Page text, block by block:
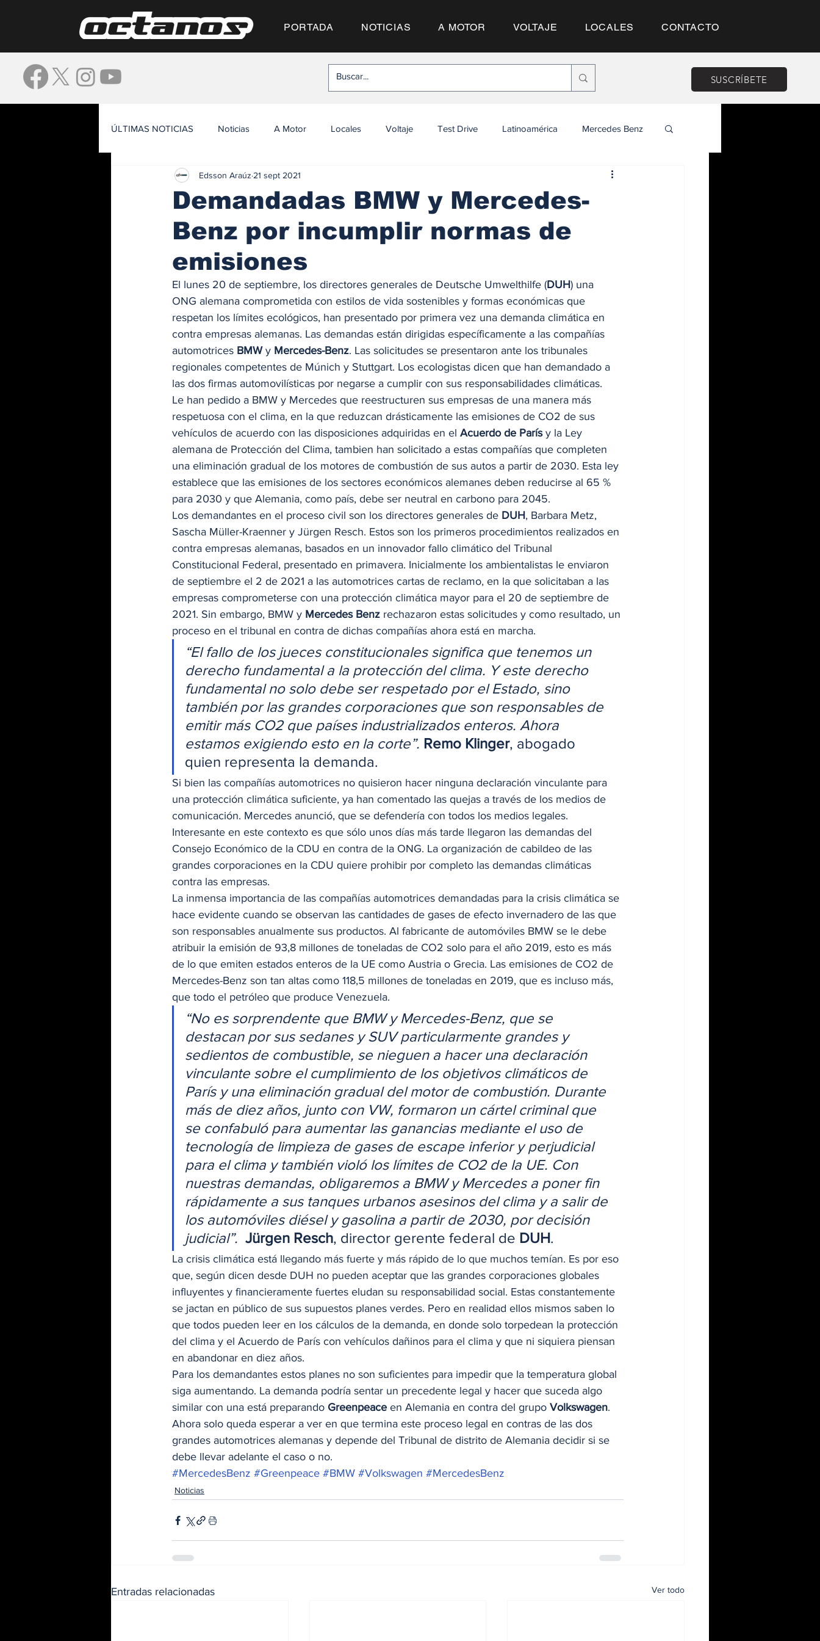
PORTADA NOTICIAS A MOTOR VOLTAJE LOCALES CONTACTO
SUSCRÍBETE
ÚLTIMAS NOTICIAS Noticias A Motor Locales Voltaje Test Drive Latinoamérica Mercedes Benz
Demandadas BMW y Mercedes-
Benz por incumplir normas de
emisiones
Edsson Araúz 21 sept 2021
El lunes 20 de septiembre, los directores generales de Deutsche Umwelthilfe (DUH) una
ONG alemana comprometida con estilos de vida sostenibles y formas económicas que
respetan los límites ecológicos, han presentado por primera vez una demanda climática en
contra empresas alemanas. Las demandas están dirigidas específicamente a las compañías
automotrices BMW y Mercedes-Benz. Las solicitudes se presentaron ante los tribunales
regionales competentes de Múnich y Stuttgart. Los ecologistas dicen que han demandado a
las dos firmas automovilísticas por negarse a cumplir con sus responsabilidades climáticas.
Le han pedido a BMW y Mercedes que reestructuren sus empresas de una manera más
respetuosa con el clima, en la que reduzcan drásticamente las emisiones de CO2 de sus
vehículos de acuerdo con las disposiciones adquiridas en el Acuerdo de París y la Ley
alemana de Protección del Clima, tambien han solicitado a estas compañías que completen
una eliminación gradual de los motores de combustión de sus autos a partir de 2030. Esta ley
establece que las emisiones de los sectores económicos alemanes deben reducirse al 65 %
para 2030 y que Alemania, como país, debe ser neutral en carbono para 2045.
Los demandantes en el proceso civil son los directores generales de DUH, Barbara Metz,
Sascha Müller-Kraenner y Jürgen Resch. Estos son los primeros procedimientos realizados en
contra empresas alemanas, basados en un innovador fallo climático del Tribunal
Constitucional Federal, presentado en primavera. Inicialmente los ambientalistas le enviaron
de septiembre el 2 de 2021 a las automotrices cartas de reclamo, en la que solicitaban a las
empresas comprometerse con una protección climática mayor para el 20 de septiembre de
2021. Sin embargo, BMW y Mercedes Benz rechazaron estas solicitudes y como resultado, un
proceso en el tribunal en contra de dichas compañías ahora está en marcha.
“El fallo de los jueces constitucionales significa que tenemos un
derecho fundamental a la protección del clima. Y este derecho
fundamental no solo debe ser respetado por el Estado, sino
también por las grandes corporaciones que son responsables de
emitir más CO2 que países industrializados enteros. Ahora
estamos exigiendo esto en la corte”. Remo Klinger, abogado
quien representa la demanda.
Si bien las compañías automotrices no quisieron hacer ninguna declaración vinculante para
una protección climática suficiente, ya han comentado las quejas a través de los medios de
comunicación. Mercedes anunció, que se defendería con todos los medios legales.
Interesante en este contexto es que sólo unos días más tarde llegaron las demandas del
Consejo Económico de la CDU en contra de la ONG. La organización de cabildeo de las
grandes corporaciones en la CDU quiere prohibir por completo las demandas climáticas
contra las empresas.
La inmensa importancia de las compañías automotrices demandadas para la crisis climática se
hace evidente cuando se observan las cantidades de gases de efecto invernadero de las que
son responsables anualmente sus productos. Al fabricante de automóviles BMW se le debe
atribuir la emisión de 93,8 millones de toneladas de CO2 solo para el año 2019, esto es más
de lo que emiten estados enteros de la UE como Austria o Grecia. Las emisiones de CO2 de
Mercedes-Benz son tan altas como 118,5 millones de toneladas en 2019, que es incluso más,
que todo el petróleo que produce Venezuela.
“No es sorprendente que BMW y Mercedes-Benz, que se
destacan por sus sedanes y SUV particularmente grandes y
sedientos de combustible, se nieguen a hacer una declaración
vinculante sobre el cumplimiento de los objetivos climáticos de
París y una eliminación gradual del motor de combustión. Durante
más de diez años, junto con VW, formaron un cártel criminal que
se confabuló para aumentar las ganancias mediante el uso de
tecnología de limpieza de gases de escape inferior y perjudicial
para el clima y también violó los límites de CO2 de la UE. Con
nuestras demandas, obligaremos a BMW y Mercedes a poner fin
rápidamente a sus tanques urbanos asesinos del clima y a salir de
los automóviles diésel y gasolina a partir de 2030, por decisión
judicial”. Jürgen Resch, director gerente federal de DUH.
La crisis climática está llegando más fuerte y más rápido de lo que muchos temían. Es por eso
que, según dicen desde DUH no pueden aceptar que las grandes corporaciones globales
influyentes y financieramente fuertes eludan su responsabilidad social. Estas constantemente
se jactan en público de sus supuestos planes verdes. Pero en realidad ellos mismos saben lo
que todos pueden leer en los cálculos de la demanda, en donde solo torpedean la protección
del clima y el Acuerdo de París con vehículos dañinos para el clima y que ni siquiera piensan
en abandonar en diez años.
Para los demandantes estos planes no son suficientes para impedir que la temperatura global
siga aumentando. La demanda podría sentar un precedente legal y hacer que suceda algo
similar con una está preparando Greenpeace en Alemania en contra del grupo Volkswagen.
Ahora solo queda esperar a ver en que termina este proceso legal en contras de las dos
grandes automotrices alemanas y depende del Tribunal de distrito de Alemania decidir si se
debe llevar adelante el caso o no.
#MercedesBenz #Greenpeace #BMW #Volkswagen #MercedesBenz
Noticias
Entradas relacionadas Ver todo